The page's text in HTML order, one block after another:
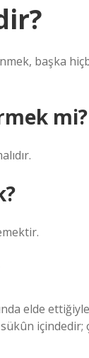
başka
mi?
elde
içindedir;